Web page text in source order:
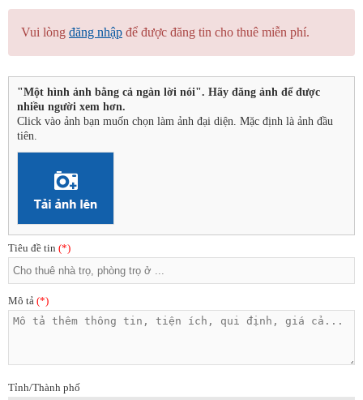
Vui lòng đăng nhập để được đăng tin cho thuê miễn phí.
"Một hình ảnh bằng cả ngàn lời nói". Hãy đăng ảnh để được
nhiều người xem hơn.
Click vào ảnh bạn muốn chọn làm ảnh đại diện. Mặc định là ảnh đầu
tiên.
Tiêu đề tin (*)
Mô tả (*)
Tỉnh/Thành phố